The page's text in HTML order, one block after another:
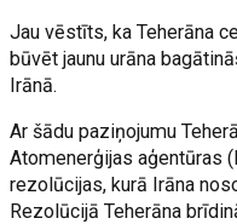
Jau vēstīts, ka Teherāna
būvēt jaunu urāna
Irānā.
Ar šādu paziņojumu
Atomenerģijas aģentūras
rezolūcijas, kurā Irāna
Rezolūcijā Teherāna